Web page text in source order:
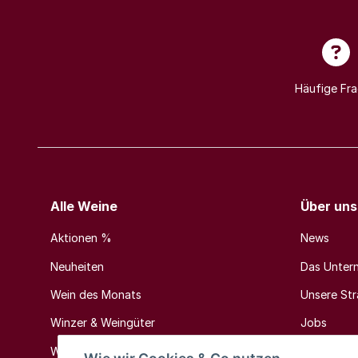
Häufige
Alle Weine
Aktionen %
Neuheiten
Wein des Monats
Winzer & Weingüter
Weinländer & Weinregionen
Über uns
News
Das
Unsere
Jobs